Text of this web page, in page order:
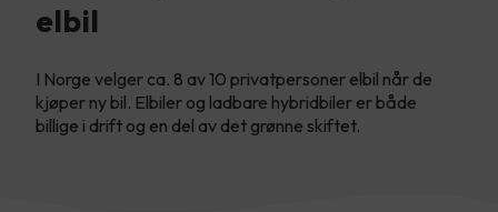
elbil
I Norge velger ca. 8 av 10 privatpersoner elbil når de
kjøper ny bil. Elbiler og ladbare hybridbiler er både
billige i drift og en del av det grønne skiftet.